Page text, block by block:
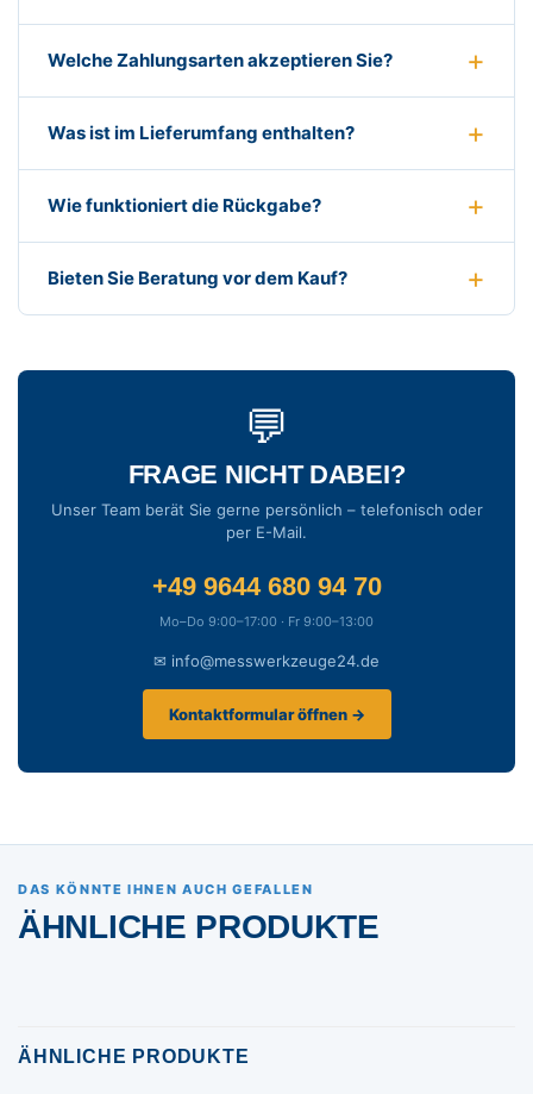
Welche Zahlungsarten akzeptieren Sie?
Was ist im Lieferumfang enthalten?
Wie funktioniert die Rückgabe?
Bieten Sie Beratung vor dem Kauf?
💬
FRAGE NICHT DABEI?
Unser Team berät Sie gerne persönlich – telefonisch oder
per E-Mail.
+49 9644 680 94 70
Mo–Do 9:00–17:00 · Fr 9:00–13:00
✉ info@messwerkzeuge24.de
Kontaktformular öffnen →
DAS KÖNNTE IHNEN AUCH GEFALLEN
ÄHNLICHE PRODUKTE
ÄHNLICHE PRODUKTE